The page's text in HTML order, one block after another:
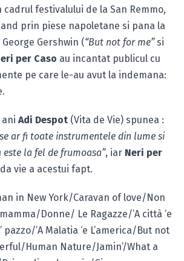
cadrul festivalului de la San Remmo,
prin piese napoletane si pana la
Gershwin (“But not for me”si
per Caso au incantat publicul cu
pe care le-au avut la indemana:
ani Adi Despot (Vita de Vie) spunea :
ar fi toate instrumentele din lume si
la fel de frumoasa”, iar Neri per
vie a acestui fapt.
in New York/Caravan of love/Non
Donne/ Le Ragazze/’A città ‘e
pazzo/’A Malatia ‘e L’america/But not
Human Nature/Jamin’/What a